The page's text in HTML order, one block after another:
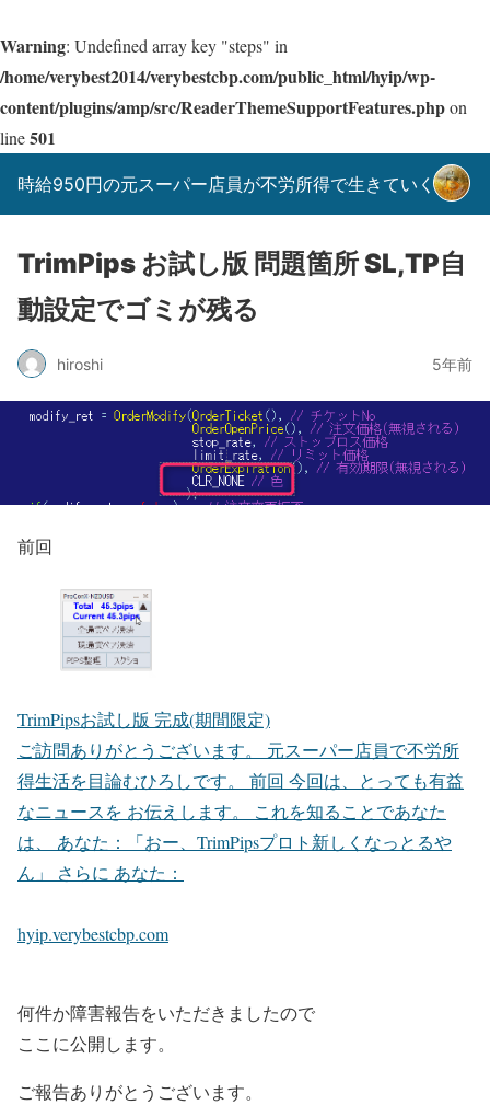
Warning: Undefined array key "steps" in
/home/verybest2014/verybestcbp.com/public_html/hyip/wp-
content/plugins/amp/src/ReaderThemeSupportFeatures.phpon
line501
時給950円の元スーパー店員が不労所得で生きていく！
TrimPips お試し版 問題箇所 SL,TP自
動設定でゴミが残る
hiroshi 5年前
前回
TrimPipsお試し版 完成(期間限定)
ご訪問ありがとうございます。 元スーパー店員で不労所
得生活を目論むひろしです。 前回 今回は、とっても有益
なニュースを お伝えします。 これを知ることであなた
は、 あなた：「おー、TrimPipsプロト新しくなっとるや
ん」 さらに あなた：
hyip.verybestcbp.com
何件か障害報告をいただきましたので
ここに公開します。
ご報告ありがとうございます。